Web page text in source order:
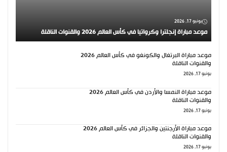
يونيو 17, 2026
موعد مباراة إنجلترا وكرواتيا في كأس العالم 2026 والقنوات الناقلة
موعد مباراة البرتغال والكونغو في كأس العالم 2026
والقنوات الناقلة
يونيو 17, 2026
موعد مباراة النمسا والأردن في كأس العالم 2026
والقنوات الناقلة
يونيو 17, 2026
موعد مباراة الأرجنتين والجزائر في كأس العالم 2026
والقنوات الناقلة
يونيو 17, 2026